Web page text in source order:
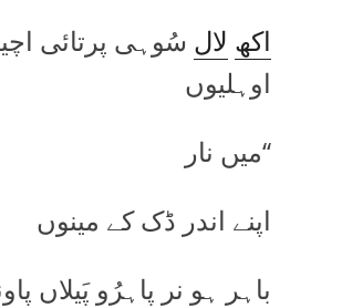
اکھ لال سُوہی پرتائی
اوہلیوں
‘‘میں نار
اپنے اندر ڈک کے مینوں
باہر ہو نر پاہرُو پَیلاں